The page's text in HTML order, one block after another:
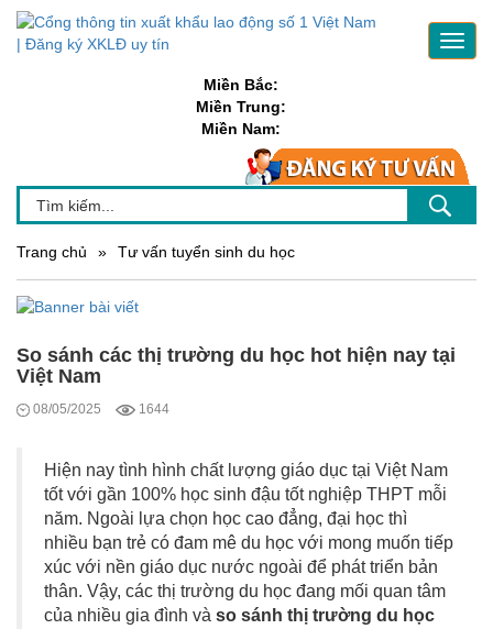
Miền Bắc:
Miền Trung:
Miền Nam:
Trang chủ » Tư vấn tuyển sinh du học
So sánh các thị trường du học hot hiện nay tại
Việt Nam
08/05/2025 1644
Hiện nay tình hình chất lượng giáo dục tại Việt Nam
tốt với gần 100% học sinh đậu tốt nghiệp THPT mỗi
năm. Ngoài lựa chọn học cao đẳng, đại học thì
nhiều bạn trẻ có đam mê du học với mong muốn tiếp
xúc với nền giáo dục nước ngoài để phát triển bản
thân. Vậy, các thị trường du học đang mối quan tâm
của nhiều gia đình và so sánh thị trường du học